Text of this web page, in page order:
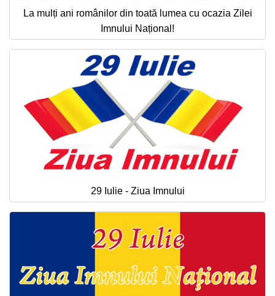
La mulți ani românilor din toată lumea cu ocazia Zilei
Imnului Național!
29 Iulie - Ziua Imnului